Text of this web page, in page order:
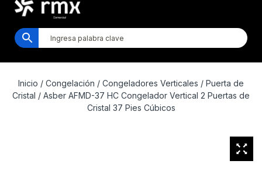
Inicio / Congelación / Congeladores Verticales / Puerta de
Cristal / Asber AFMD-37 HC Congelador Vertical 2 Puertas de
Cristal 37 Pies Cúbicos